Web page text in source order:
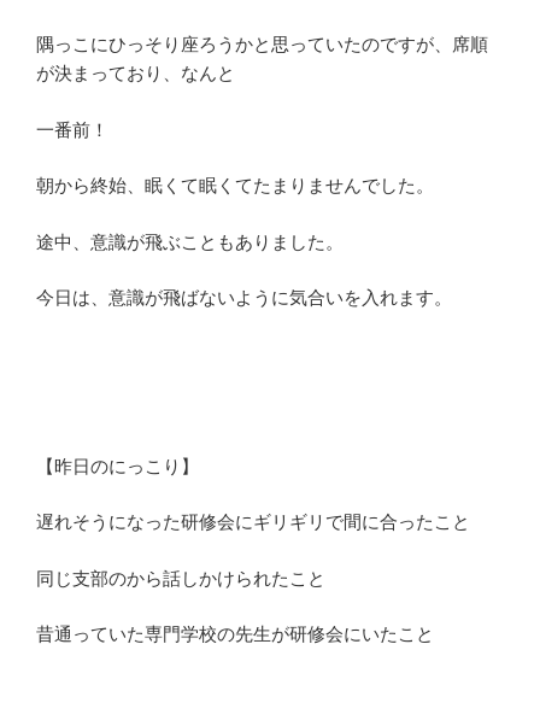
隅っこにひっそり座ろうかと思っていたのですが、席順
が決まっており、なんと
一番前！
朝から終始、眠くて眠くてたまりませんでした。
途中、意識が飛ぶこともありました。
今日は、意識が飛ばないように気合いを入れます。
【昨日のにっこり】
遅れそうになった研修会にギリギリで間に合ったこと
同じ支部のから話しかけられたこと
昔通っていた専門学校の先生が研修会にいたこと